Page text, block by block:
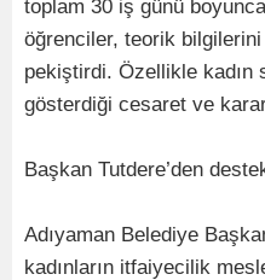
toplam 30 iş günü
öğrenciler, teorik
pekiştirdi. Özellikle kadın
gösterdiği cesaret ve
Başkan Tutdere’den
Adıyaman Belediye
kadınların itfaiyecilik